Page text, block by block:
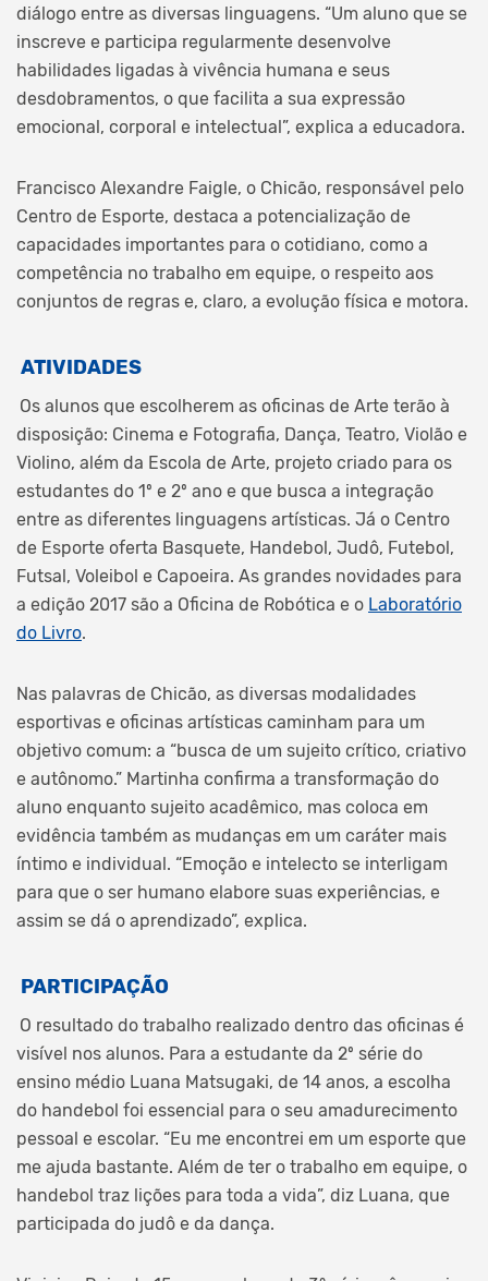
diálogo entre as diversas linguagens. “Um aluno que se
inscreve e participa regularmente desenvolve
habilidades ligadas à vivência humana e seus
desdobramentos, o que facilita a sua expressão
emocional, corporal e intelectual”, explica a educadora.
Francisco Alexandre Faigle, o Chicão, responsável pelo
Centro de Esporte, destaca a potencialização de
capacidades importantes para o cotidiano, como a
competência no trabalho em equipe, o respeito aos
conjuntos de regras e, claro, a evolução física e motora.
ATIVIDADES
Os alunos que escolherem as oficinas de Arte terão à
disposição: Cinema e Fotografia, Dança, Teatro, Violão e
Violino, além da Escola de Arte, projeto criado para os
estudantes do 1º e 2º ano e que busca a integração
entre as diferentes linguagens artísticas. Já o Centro
de Esporte oferta Basquete, Handebol, Judô, Futebol,
Futsal, Voleibol e Capoeira. As grandes novidades para
a edição 2017 são a Oficina de Robótica e o Laboratório
do Livro.
Nas palavras de Chicão, as diversas modalidades
esportivas e oficinas artísticas caminham para um
objetivo comum: a “busca de um sujeito crítico, criativo
e autônomo.” Martinha confirma a transformação do
aluno enquanto sujeito acadêmico, mas coloca em
evidência também as mudanças em um caráter mais
íntimo e individual. “Emoção e intelecto se interligam
para que o ser humano elabore suas experiências, e
assim se dá o aprendizado”, explica.
PARTICIPAÇÃO
O resultado do trabalho realizado dentro das oficinas é
visível nos alunos. Para a estudante da 2º série do
ensino médio Luana Matsugaki, de 14 anos, a escolha
do handebol foi essencial para o seu amadurecimento
pessoal e escolar. “Eu me encontrei em um esporte que
me ajuda bastante. Além de ter o trabalho em equipe, o
handebol traz lições para toda a vida”, diz Luana, que
participada do judô e da dança.